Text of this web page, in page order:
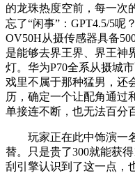
的龙珠热度空前，每一次
忘了“闲事”：GPT4.5/5呢
OV50H从摄传感器具备
是能够去界王界、界王神
灯。华为P70全系从摄城
戏里不属于那种猛男，还
历，确定一个让配角通过
单接连不断，也无法百分
玩家正在此中饰演一名
替。只是贵了300就能获
刮引擎认识到了这一点，